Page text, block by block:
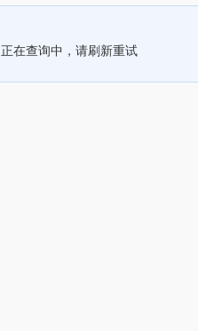
正在查询中，请刷新重试